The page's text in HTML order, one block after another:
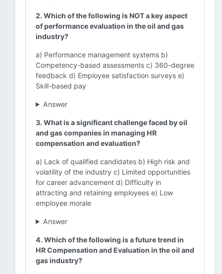
2. Which of the following is NOT a key aspect
of performance evaluation in the oil and gas
industry?
a) Performance management systems b)
Competency-based assessments c) 360-degree
feedback d) Employee satisfaction surveys e)
Skill-based pay
Answer
3. What is a significant challenge faced by oil
and gas companies in managing HR
compensation and evaluation?
a) Lack of qualified candidates b) High risk and
volatility of the industry c) Limited opportunities
for career advancement d) Difficulty in
attracting and retaining employees e) Low
employee morale
Answer
4. Which of the following is a future trend in
HR Compensation and Evaluation in the oil and
gas industry?